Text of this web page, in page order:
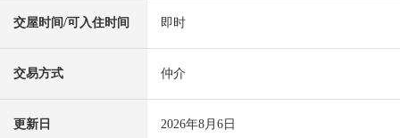
交屋时间/可入住时间 即时
交易方式 仲介
更新日 2026年8月6日